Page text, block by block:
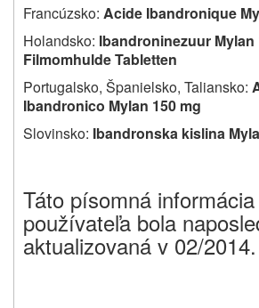
Francúzsko: Acide Ibandronique
Holandsko: Ibandroninezuur Mylan
Filmomhulde Tabletten
Portugalsko, Španielsko, Taliansko:
Ibandronico Mylan 150 mg
Slovinsko: Ibandronska kislina
Táto písomná
používateľa bola
aktualizovaná v 02/2014.